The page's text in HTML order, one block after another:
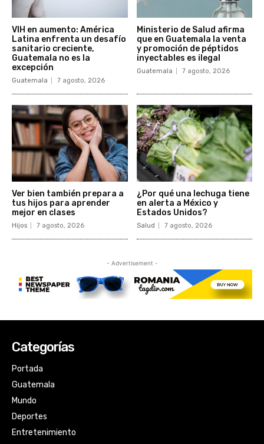
Categorías
Portada
Guatemala
Mundo
Deportes
Entretenimiento